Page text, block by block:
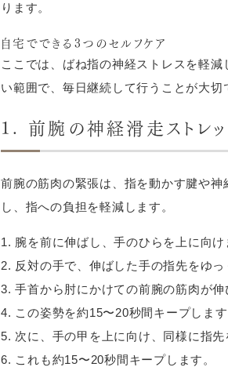
ります。
自宅でできる3つのセルフケア
ここでは、ばね指の神経ストレスを軽
い範囲で、毎日継続して行うことが大切
1. 前腕の神経滑走ストレ
前腕の筋肉の緊張は、指を動かす腱や
し、指への負担を軽減します。
腕を前に伸ばし、手のひらを上に向け
反対の手で、伸ばした手の指先をゆっ
手首から肘にかけての前腕の筋肉が伸
この姿勢を約15〜20秒間キープします
次に、手の甲を上に向け、同様に指先
これも約15〜20秒間キープします。